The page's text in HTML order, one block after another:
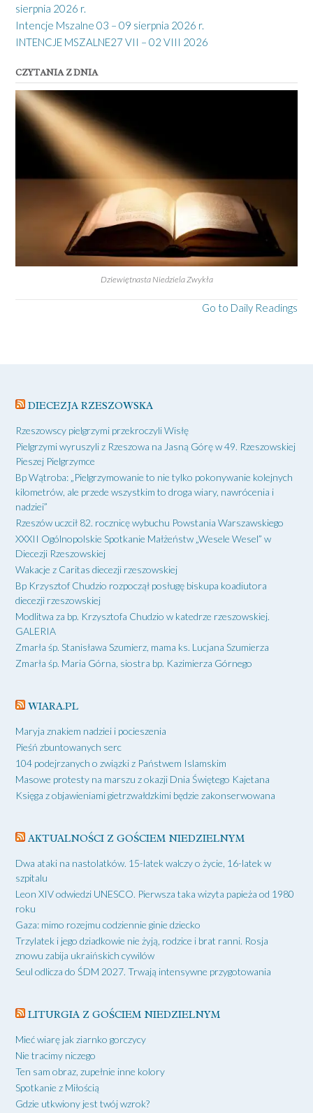
sierpnia 2026 r.
Intencje Mszalne 03 – 09 sierpnia 2026 r.
INTENCJE MSZALNE27 VII – 02 VIII 2026
CZYTANIA Z DNIA
Dziewiętnasta Niedziela Zwykła
Go to Daily Readings
DIECEZJA RZESZOWSKA
Rzeszowscy pielgrzymi przekroczyli Wisłę
Pielgrzymi wyruszyli z Rzeszowa na Jasną Górę w 49. Rzeszowskiej
Pieszej Pielgrzymce
Bp Wątroba: „Pielgrzymowanie to nie tylko pokonywanie kolejnych
kilometrów, ale przede wszystkim to droga wiary, nawrócenia i
nadziei”
Rzeszów uczcił 82. rocznicę wybuchu Powstania Warszawskiego
XXXII Ogólnopolskie Spotkanie Małżeństw „Wesele Wesel” w
Diecezji Rzeszowskiej
Wakacje z Caritas diecezji rzeszowskiej
Bp Krzysztof Chudzio rozpoczął posługę biskupa koadiutora
diecezji rzeszowskiej
Modlitwa za bp. Krzysztofa Chudzio w katedrze rzeszowskiej.
GALERIA
Zmarła śp. Stanisława Szumierz, mama ks. Lucjana Szumierza
Zmarła śp. Maria Górna, siostra bp. Kazimierza Górnego
WIARA.PL
Maryja znakiem nadziei i pocieszenia
Pieśń zbuntowanych serc
104 podejrzanych o związki z Państwem Islamskim
Masowe protesty na marszu z okazji Dnia Świętego Kajetana
Księga z objawieniami gietrzwałdzkimi będzie zakonserwowana
AKTUALNOŚCI Z GOŚCIEM NIEDZIELNYM
Dwa ataki na nastolatków. 15-latek walczy o życie, 16-latek w
szpitalu
Leon XIV odwiedzi UNESCO. Pierwsza taka wizyta papieża od 1980
roku
Gaza: mimo rozejmu codziennie ginie dziecko
Trzylatek i jego dziadkowie nie żyją, rodzice i brat ranni. Rosja
znowu zabija ukraińskich cywilów
Seul odlicza do ŚDM 2027. Trwają intensywne przygotowania
LITURGIA Z GOŚCIEM NIEDZIELNYM
Mieć wiarę jak ziarnko gorczycy
Nie tracimy niczego
Ten sam obraz, zupełnie inne kolory
Spotkanie z Miłością
Gdzie utkwiony jest twój wzrok?